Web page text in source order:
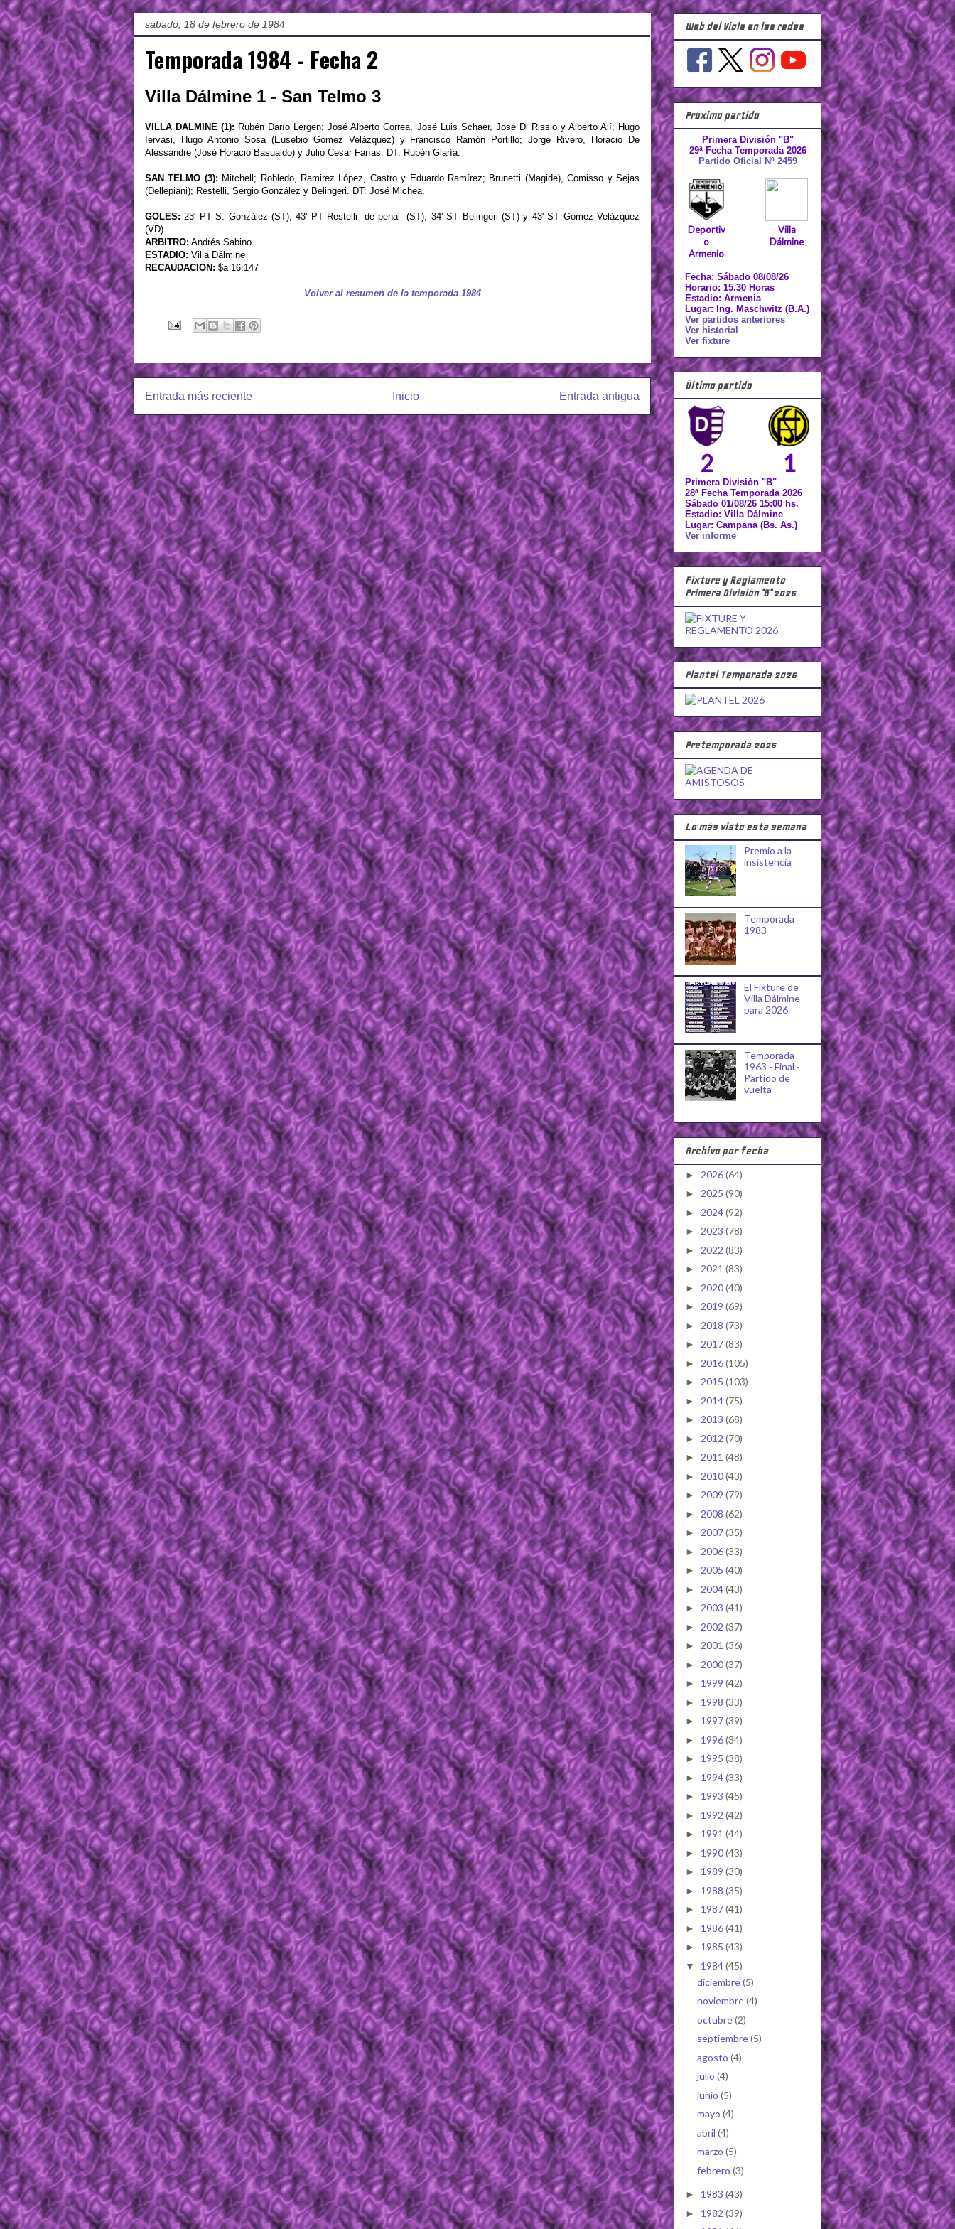
sábado, 18 de febrero de 1984
Temporada 1984 - Fecha 2
Villa Dálmine 1 - San Telmo 3
VILLA DALMINE (1): Rubén Darío Lergen; José Alberto Correa, José Luis Schaer, José Di Rissio y Alberto Alí; Hugo
Iervasi, Hugo Antonio Sosa (Eusebio Gómez Velázquez) y Francisco Ramón Portillo; Jorge Rivero, Horacio De
Alessandre (José Horacio Basualdo) y Julio Cesar Farías. DT: Rubén Glaría.
SAN TELMO (3): Mitchell; Robledo, Ramirez López, Castro y Eduardo Ramírez; Brunetti (Magide), Comisso y Sejas
(Dellepiani); Restelli, Sergio González y Belingeri. DT: José Michea.
GOLES: 23' PT S. González (ST); 43' PT Restelli -de penal- (ST); 34' ST Belingeri (ST) y 43' ST Gómez Velázquez
(VD).
ARBITRO: Andrés Sabino
ESTADIO: Villa Dálmine
RECAUDACION: $a 16.147
Volver al resumen de la temporada 1984
Entrada más reciente Entrada antigua
Inicio
Web del Viola en las redes
Próximo partido
Primera División "B"
29ª Fecha Temporada 2026
Partido Oficial Nº 2459
Deportiv
o
Armenio
Villa
Dálmine
Fecha: Sábado 08/08/26
Horario: 15.30 Horas
Estadio: Armenia
Lugar: Ing. Maschwitz (B.A.)
Ver partidos anteriores
Ver historial
Ver fixture
Último partido
2 1
Primera División "B"
28ª Fecha Temporada 2026
Sábado 01/08/26 15:00 hs.
Estadio: Villa Dálmine
Lugar: Campana (Bs. As.)
Ver informe
Fixture y Reglamento
Primera División "B" 2026
Plantel Temporada 2026
Pretemporada 2026
Lo más visto esta semana
Premio a la
insistencia
Temporada
1983
El Fixture de
Villa Dálmine
para 2026
Temporada
1963 - Final -
Partido de
vuelta
Archivo por fecha
► 2026(64)
► 2025 (90)
► 2024(92)
► 2023 (78)
► 2022 (83)
► 2021 (83)
► 2020(40)
► 2019 (69)
► 2018 (73)
► 2017(83)
► 2016(105)
► 2015 (103)
► 2014(75)
► 2013 (68)
► 2012 (70)
► 2011 (48)
► 2010(43)
► 2009 (79)
► 2008 (62)
► 2007(35)
► 2006(33)
► 2005 (40)
► 2004(43)
► 2003 (41)
► 2002 (37)
► 2001 (36)
► 2000(37)
► 1999 (42)
► 1998 (33)
► 1997(39)
► 1996(34)
► 1995 (38)
► 1994(33)
► 1993 (45)
► 1992 (42)
► 1991 (44)
► 1990(43)
► 1989 (30)
► 1988 (35)
► 1987(41)
► 1986(41)
► 1985 (43)
▼ 1984(45)
diciembre(5)
noviembre(4)
octubre(2)
septiembre(5)
agosto (4)
julio (4)
junio (5)
mayo (4)
abril (4)
marzo (5)
febrero (3)
► 1983 (43)
► 1982 (39)